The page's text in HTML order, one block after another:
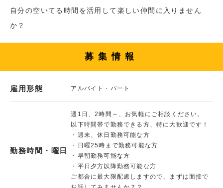
自分の空いてる時間を活用して楽しい仲間に入りません
か？
募集情報
雇用形態 アルバイト・パート
勤務時間・曜日
週1日、2時間～、お気軽にご相談ください。
以下時間帯で勤務できる方、特に大歓迎です！
・週末、休日勤務可能な方
・日曜25時まで勤務可能な方
・早朝勤務可能な方
・平日夕方以降勤務可能な方
ご都合に最大限配慮しますので、まずは面接で